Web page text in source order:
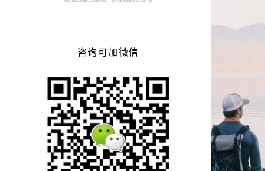
咨询可加微信